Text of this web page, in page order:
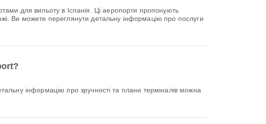
для вильоту в Іспанія. Ці аеропорти пропонують
Ви можете переглянути детальну інформацію про послуги